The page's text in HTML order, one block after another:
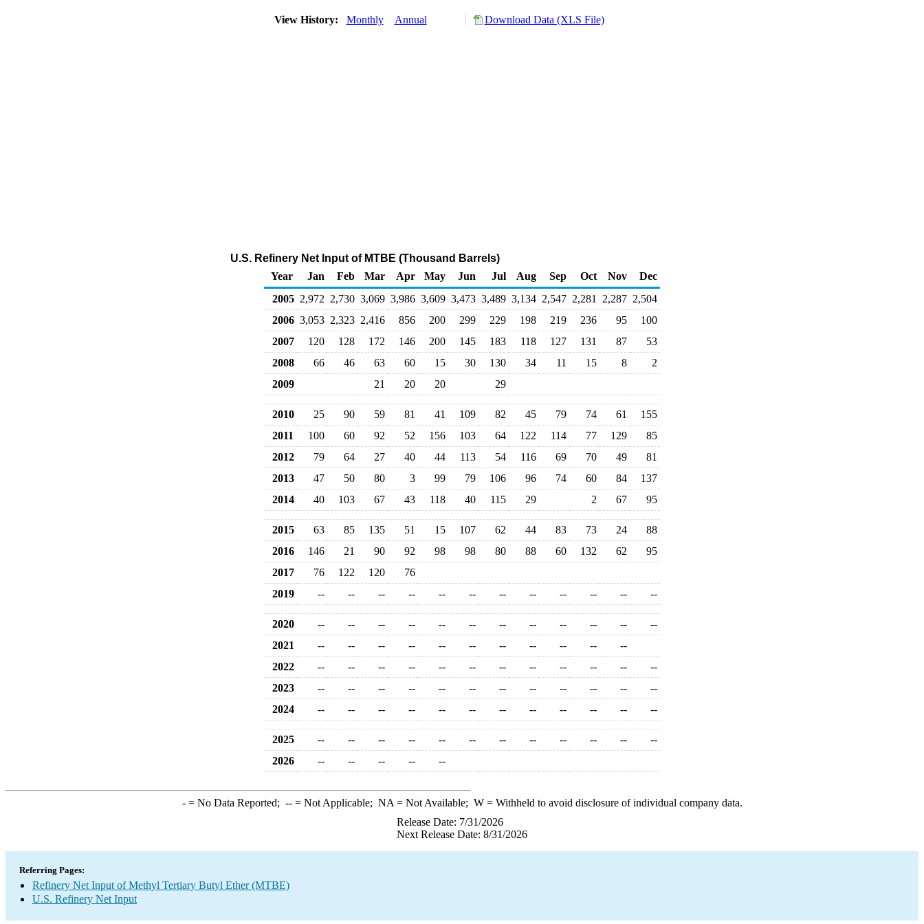
View History: Monthly Annual Download Data (XLS File)
U.S. Refinery Net Input of MTBE (Thousand Barrels)
Year
Jan Feb Mar Apr May Jun Jul Aug Sep Oct Nov
Dec
2005 2,972 2,730 3,069 3,986 3,609 3,473 3,489 3,134 2,547 2,281 2,287 2,504
2006 3,053 2,323 2,416 856 200 299 229 198 219 236 95
100
2007
120 128 172 146 200 145 183 118 127 131 87
53
2008
66 46 63 60 15 30 130 34 11 15 8
2
2009
21 20 20 29
2010 25 90 59 81 41 109 82 45 79 74 61
155
2011
100 60 92 52 156 103 64 122 114 77 129
85
2012
79 64 27 40 44 113 54 116 69 70 49
81
2013
47 50 80 3 99 79 106 96 74 60 84
137
2014
40 103 67 43 118 40 115 29 2 67 95
2015 63 85 135 51 15 107 62 44 83 73 24
88
2016
146 21 90 92 98 98 80 88 60 132 62
95
2017
76 122 120
76
2019
-- -- -- -- -- -- -- -- -- -- -- --
2020 -- -- -- -- -- -- -- -- -- -- --
--
2021
-- -- -- -- -- -- -- -- -- --
--
2022
-- -- -- -- -- -- -- -- -- -- --
--
2023
-- -- -- -- -- -- -- -- -- -- --
--
2024
-- -- -- -- -- -- -- -- -- -- -- --
2025 -- -- -- -- -- -- -- -- -- -- --
--
2026
-- -- -- -- --
-= No Data Reported; --= Not Applicable; NA = Not Available; W= Withheld to avoid disclosure of individual company data.
Release Date: 7/31/2026
Next Release Date: 8/31/2026
Referring Pages:
Refinery Net Input of Methyl Tertiary Butyl Ether (MTBE)
U.S. Refinery Net Input